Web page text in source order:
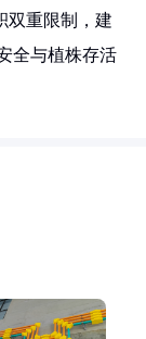
双重限制，建
全与植株存活